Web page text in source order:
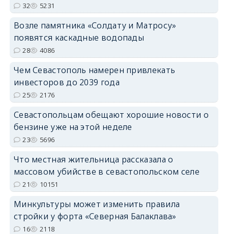
32 5231
Возле памятника «Солдату и Матросу»
появятся каскадные водопады
28 4086
Чем Севастополь намерен привлекать
инвесторов до 2039 года
25 2176
Севастопольцам обещают хорошие новости о
бензине уже на этой неделе
23 5696
Что местная жительница рассказала о
массовом убийстве в севастопольском селе
21 10151
Минкультуры может изменить правила
стройки у форта «Северная Балаклава»
16 2118